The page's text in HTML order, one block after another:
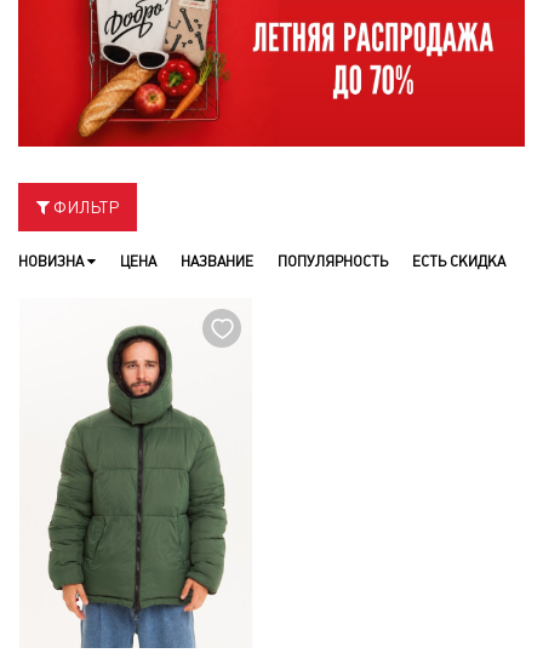
ФИЛЬТР
НОВИЗНА ЦЕНА НАЗВАНИЕ ПОПУЛЯРНОСТЬ ЕСТЬ СКИДКА